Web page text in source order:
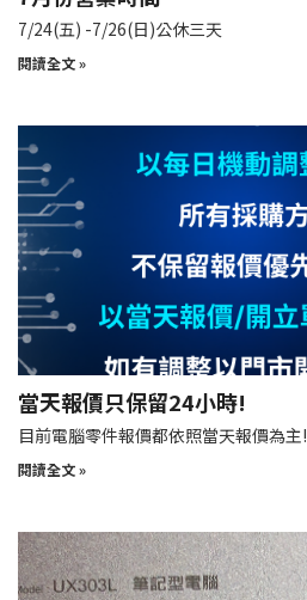
7/24(五) -7/26(日)公休三天
閱讀全文 »
當天報價只保留24小時!
目前電腦零件報價都依照當天報價為主!
閱讀全文 »